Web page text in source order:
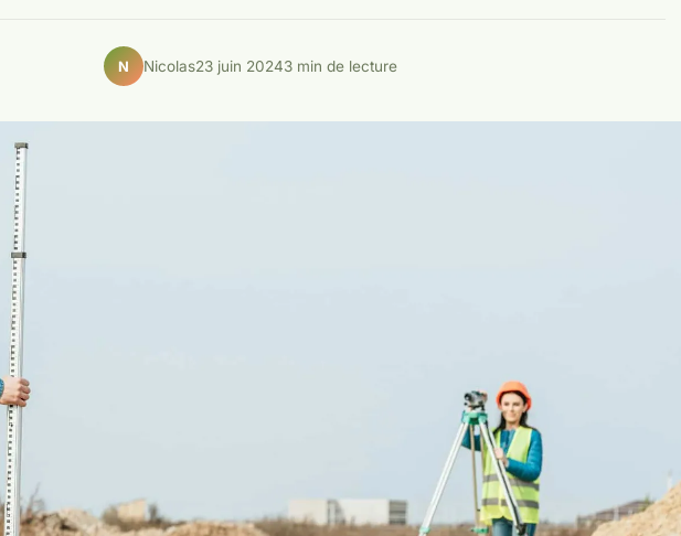
N Nicolas23 juin 20243 min de lecture